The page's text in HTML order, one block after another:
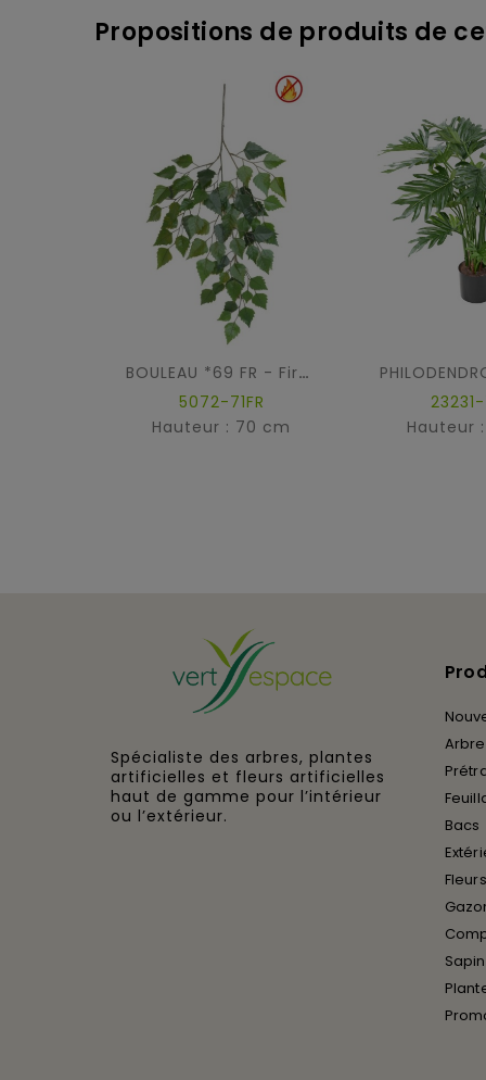
Propositions de produits de
BOULEAU *69 FR - Fire Resistant
5072-71FR
Hauteur : 70 cm
23231-
Hauteur
Spécialiste des arbres, plantes
artificielles et fleurs artificielles
haut de gamme pour l’intérieur
ou l’extérieur.
Bacs